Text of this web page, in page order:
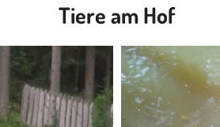
Tiere am Hof